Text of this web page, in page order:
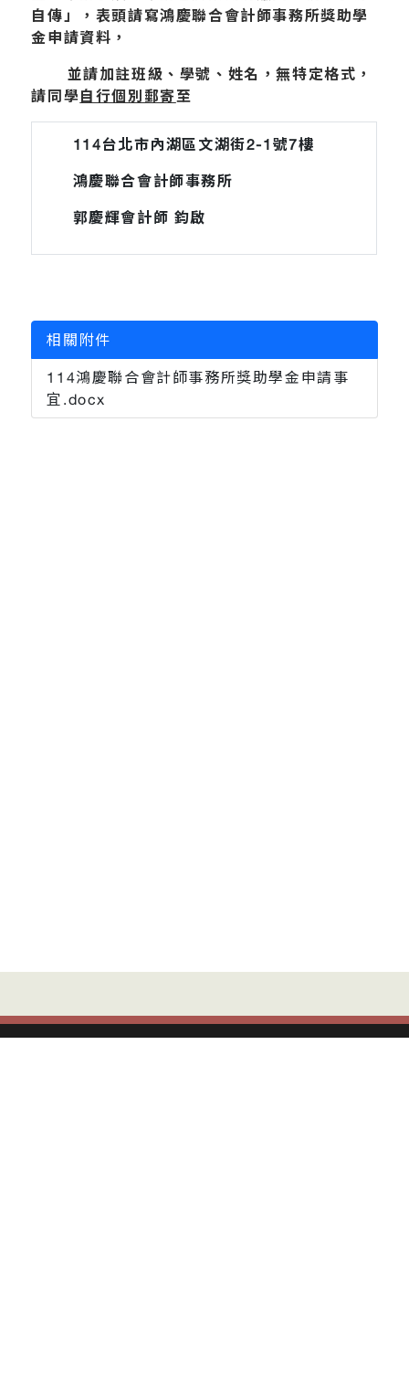
自傳」，表頭請寫鴻慶聯合會計師事務所獎助學
金申請資料，
並請加註班級、學號、姓名，無特定格式，
請同學自行個別郵寄 至
114台北市內湖區文湖街2-1號7樓
鴻慶聯合會計師事務所
郭慶輝會計師 鈞啟
相關附件
114鴻慶聯合會計師事務所獎助學金申請事
宜.docx